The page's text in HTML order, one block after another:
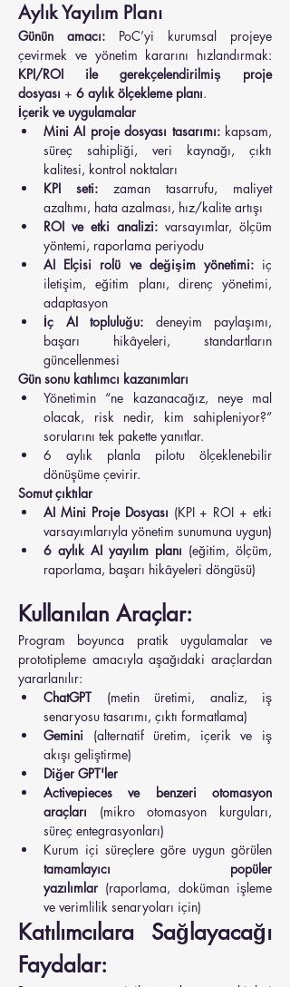
Aylık Yayılım Planı
Günün amacı: PoC’yi kurumsal projeye
KPI/ROI ile gerekçelendirilmiş proje
dosyası + 6 aylık ölçekleme planı.
İçerik ve uygulamalar
Mini AI proje dosyası tasarımı: kapsam,
süreç sahipliği, veri kaynağı, çıktı
kalitesi, kontrol noktaları
KPI seti: zaman tasarrufu, maliyet
azaltımı, hata azalması, hız/kalite artışı
ROI ve etki analizi: varsayımlar, ölçüm
yöntemi, raporlama periyodu
AI Elçisi rolü ve değişim yönetimi: iç
iletişim, eğitim planı, direnç yönetimi,
adaptasyon
İç AI topluluğu: deneyim paylaşımı,
başarı hikâyeleri, standartların
güncellenmesi
Gün sonu katılımcı kazanımları
Yönetimin “ne kazanacağız, neye mal
olacak, risk nedir, kim sahipleniyor?”
sorularını tek pakette yanıtlar.
6 aylık planla pilotu ölçeklenebilir
dönüşüme çevirir.
Somut çıktılar
AI Mini Proje Dosyası (KPI + ROI + etki
varsayımlarıyla yönetim sunumuna uygun)
6 aylık AI yayılım planı (eğitim, ölçüm,
raporlama, başarı hikâyeleri döngüsü)
Kullanılan Araçlar:
Program boyunca pratik uygulamalar ve
prototipleme amacıyla aşağıdaki araçlardan
yararlanılır:
ChatGPT (metin üretimi, analiz, iş
senaryosu tasarımı, çıktı formatlama)
Gemini (alternatif üretim, içerik ve iş
akışı geliştirme)
Diğer GPT'ler
Activepieces ve benzeri otomasyon
araçları (mikro otomasyon kurguları,
süreç entegrasyonları)
tamamlayıcı popüler
yazılımlar (raporlama, doküman işleme
ve verimlilik senaryoları için)
Katılımcılara Sağlayacağı
Faydalar: